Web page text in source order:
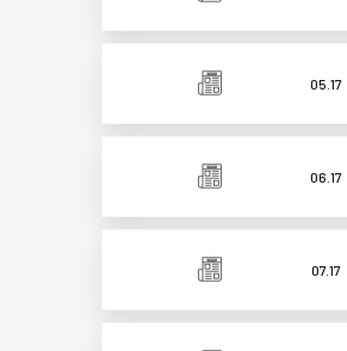
05.17
06.17
07.17